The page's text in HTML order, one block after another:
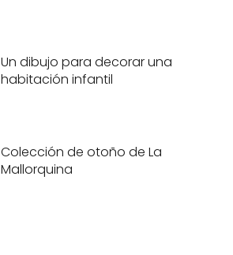
Un dibujo para decorar una
habitación infantil
Colección de otoño de La
Mallorquina